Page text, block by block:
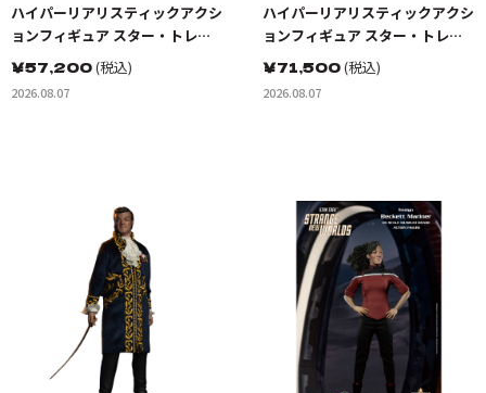
ハイパーリアリスティックアクシ
ョンフィギュア スター・トレッ
ク2：カーンの逆襲 Mr.スポック
コバヤシマル・テスト
￥57,200(税込)
2026.08.07
ハイパーリアリスティックアクシ
ョンフィギュア スター・トレッ
ク2：カーンの逆襲 Mr.スポック
機関室の別れ
￥71,500(税込)
2026.08.07